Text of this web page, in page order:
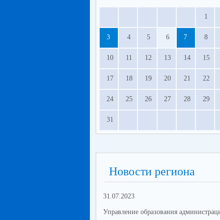
1
3 4 5 6 7 8
10 11 12 13 14 15
17 18 19 20 21 22
24 25 26 27 28 29
31
Новости региона
31.07.2023
Управление образования